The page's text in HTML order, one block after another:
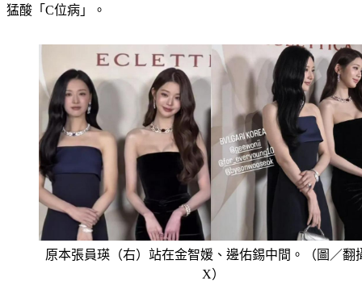
猛酸「C位病」。
原本張員瑛（右）站在金智媛、邊佑錫中間。（圖／翻
X）